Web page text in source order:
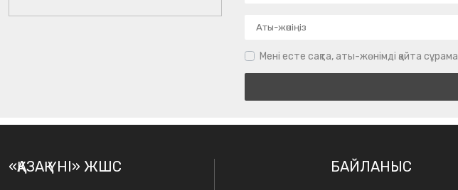
Мені есте сақта, аты-жөнімді қайта сұрама
«ҚАЗАҚ ҮНІ» ЖШС БАЙЛАНЫС